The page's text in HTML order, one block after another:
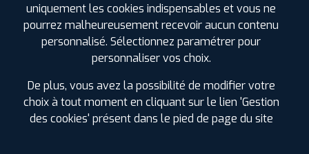
Aucamville (31)
Aussonne (31)
Balma (31)
Beauzelle (31)
Blagnac (31)
Castelginest (31)
Colomiers (31)
uniquement les cookies indispensables et vous ne
pourrez malheureusement recevoir aucun contenu
personnalisé. Sélectionnez paramétrer pour
personnaliser vos choix.
De plus, vous avez la possibilité de modifier votre
choix à tout moment en cliquant sur le lien 'Gestion
des cookies' présent dans le pied de page du site